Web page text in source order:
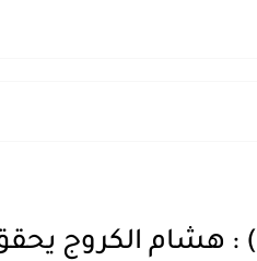
المغرب والتتويج الأولمبي(ح7) : هشام